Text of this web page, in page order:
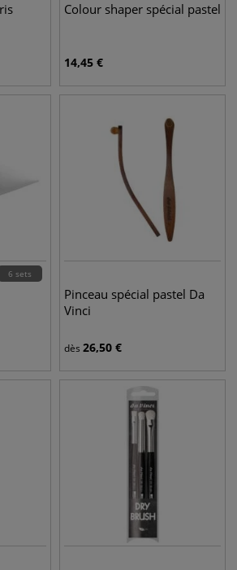
Colour shaper spécial pastel
14,45 €
6 sets
Pinceau spécial pastel Da
Vinci
dès 26,50 €